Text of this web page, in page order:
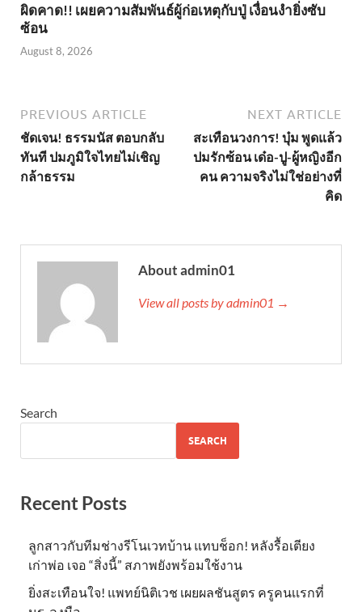
ผิดคาด!! เผยความสัมพันธ์ผู้ก่อเหตุกับปู่ เงื่อนงำยิ่งซับ
ซ้อน
August 8, 2026
PREVIOUS ARTICLE
ชัดเจน! ธรรมนัส ตอบกลับ
ทันที ปมภูมิใจไทยไม่เชิญ
กล้าธรรม
NEXT ARTICLE
สะเทือนวงการ! บุ๋ม พูดแล้ว
ปมรักซ้อน เด๋อ-ปู-ผู้หญิงอีก
คน ความจริงไม่ใช่อย่างที่
คิด
About admin01
View all posts by admin01 →
Search
SEARCH
Recent Posts
ลูกสาวกับทีมช่างรีโนเวทบ้าน แทบช็อก! หลังรื้อเตียง
เก่าพ่อ เจอ “สิ่งนี้” สภาพยังพร้อมใช้งาน
ยิ่งสะเทือนใจ! แพทย์นิติเวช เผยผลชันสูตร ครูคนเเรกที่